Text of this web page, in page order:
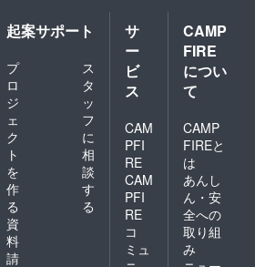
すが、
工場の
生産状
況によ
り多少
前後す
る場合
いま
す。何
卒ご了
承くだ
さい。
ご支援
いただ
いた方
には別
途送料
を頂戴
いたし
ます。
(国や地
域に
よって
けでき
ない場
合がご
ざいま
す） ※
お届け
予定日
は2019
年6月~7
月を予
を追わ
れたと
しても
一切の
責任を
負いか
国内の
場合、
送料は
無料で
お送り
致しま
す。海
外への
お届け
をご希
シャル
での裾
直しを
ご希望
の方
は、別
途ご相
い。 そ
の際は
往復の
送料を
ご負担
頂きま
す。 ※
万が
一、本
ジーン
トして
もらう
と閉め
やすく
なりま
デル：
171cm
体重
63kg サ
イズ
W28着
の返
品・交
換は1回
のみ受
起案サポート
プ
ロ
ジ
ェ
ク
ト
を
作
る
ス
タ
ッ
フ
に
相
談
す
る
資
料
請
サ
ー
ビ
ス
CAM
PFI
RE
CAM
PFI
RE
コ
ミュ
CAMP
FIRE
につい
て
CAMP
FIREと
は
あんし
ん・安
全への
取り組
み